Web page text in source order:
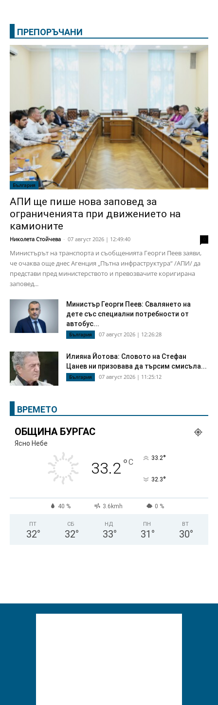
ПРЕПОРЪЧАНИ
България
АПИ ще пише нова заповед за
ограниченията при движението на
камионите
Николета Стойчева - 07 август 2026 | 12:49:40
Министърът на транспорта и съобщенията Георги Пеев заяви,
че очаква още днес Агенция „Пътна инфраструктура“ /АПИ/ да
представи пред министерството и превозвачите коригирана
заповед...
Министър Георги Пеев: Свалянето на
дете със специални потребности от
автобус...
България 07 август 2026 | 12:26:28
Илияна Йотова: Словото на Стефан
Цанев ни призовава да търсим смисъла...
България 07 август 2026 | 11:25:12
ВРЕМЕТО
ОБЩИНА БУРГАС
Ясно Небе
33.2°C 33.2°
32.3°
40 % 3.6kmh 0 %
ПТ
32°
СБ
32°
НД
33°
ПН
31 °
ВТ
30°